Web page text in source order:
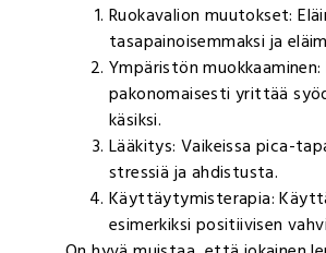
Ruokavalion muutokset:
tasapainoisemmaksi ja
Ympäristön
pakonomaisesti yrittää
käsiksi.
Lääkitys: Vaikeissa pica-
stressiä ja ahdistusta.
Käyttäytymisterapia:
esimerkiksi positiivisen